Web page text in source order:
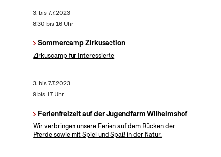
3. bis7.7.2023
8:30 bis 16 Uhr
Sommercamp Zirkusaction
Zirkuscamp für Interessierte
3. bis7.7.2023
9 bis 17 Uhr
Ferienfreizeit auf der Jugendfarm Wilhelmshof
Wir verbringen unsere Ferien auf dem Rücken der
Pferde sowie mit Spiel und Spaß in der Natur.